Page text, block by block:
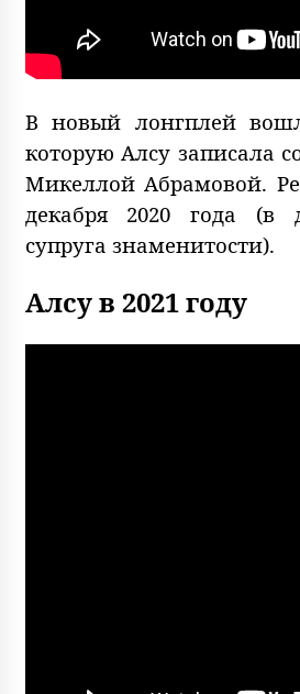
В новый лонгплей
которую Алсу записала
Микеллой Абрамовой.
декабря 2020 года (в
супруга знаменитости).
Алсу в 2021 году